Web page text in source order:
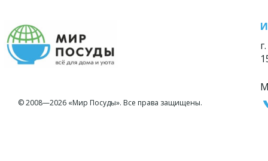
© 2008—2026 «Мир Посуды». Все права защищены.